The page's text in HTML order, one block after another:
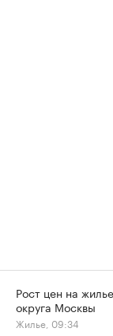
Рост цен на
округа Москвы
Жилье, 09:34